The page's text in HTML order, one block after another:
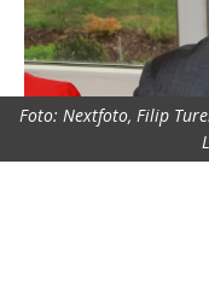
Foto: Nextfoto, Filip